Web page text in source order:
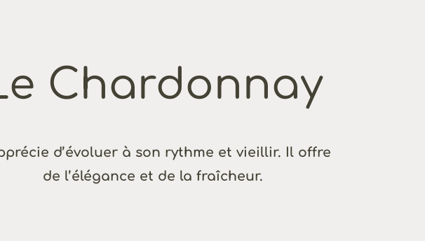
Chardonnay
d’évoluer à son rythme et vieillir. Il offre
de l’élégance et de la fraîcheur.